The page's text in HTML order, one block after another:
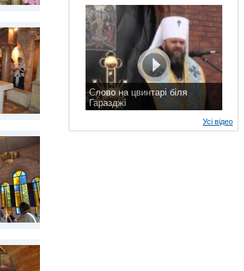
Слово на цвинтарі біля
Гаразджі
Усі відео